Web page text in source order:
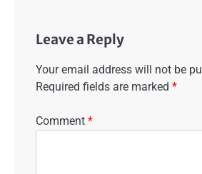
Leave a Reply
Your email address will not be
Required fields are marked *
Comment *